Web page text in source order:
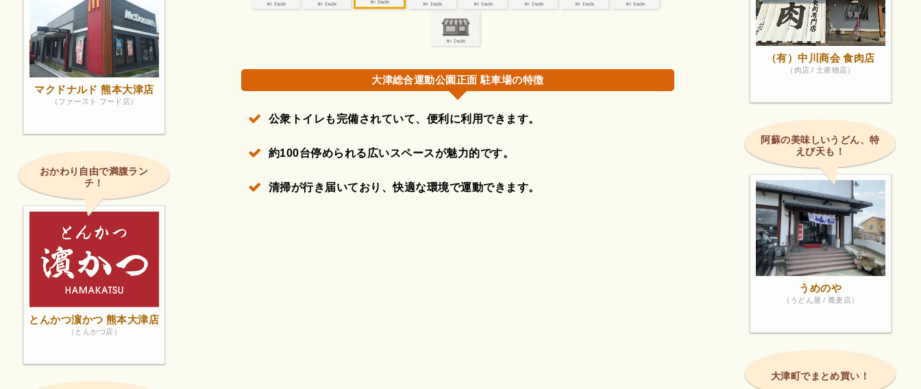
大津総合運動公園正面 駐車場の特徴
公衆トイレも完備されていて、便利に利用できます。
約100台停められる広いスペースが魅力的です。
清掃が行き届いており、快適な環境で運動できます。
マクドナルド 熊本大津店
（ファースト フード店）
おかわり自由で満腹ラン
チ！
とんかつ濵かつ 熊本大津店
（とんかつ店）
（有）中川商会 食肉店
（肉店 / 土産物店）
阿蘇の美味しいうどん、特
えび天も！
うめのや
（うどん屋 / 蕎麦店）
大津町でまとめ買い！